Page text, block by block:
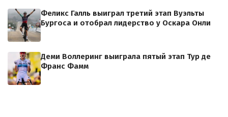
Феликс Галль выиграл третий этап Вуэльты
Бургоса и отобрал лидерство у Оскара Онли
Деми Воллеринг выиграла пятый этап Тур де
Франс Фамм